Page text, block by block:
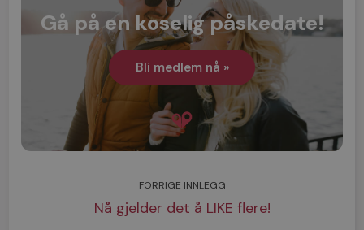
Gå på en koselig påskedate!
Bli medlem nå »
FORRIGE INNLEGG
Nå gjelder det å LIKE flere!